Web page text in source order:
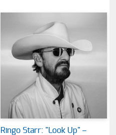
Ringo Starr: "Look Up" –